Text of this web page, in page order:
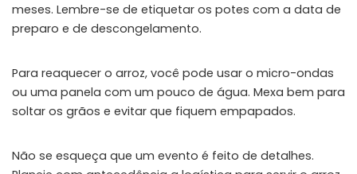
meses. Lembre-se de etiquetar os potes com a data de
preparo e de descongelamento.
Para reaquecer o arroz, você pode usar o micro-ondas
ou uma panela com um pouco de água. Mexa bem para
soltar os grãos e evitar que fiquem empapados.
Não se esqueça que um evento é feito de detalhes.